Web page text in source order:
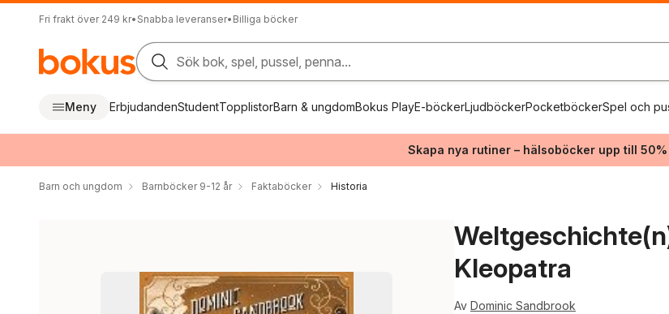
Fri frakt över 249 kr• Snabba leveranser• Billiga böcker
Sök bok, spel, pussel, penna...
Meny ErbjudandenStudentTopplistorBarn & ungdomBokus PlayE-böckerLjudböckerPocketböckerSpel och
Skapa nya rutiner – hälsoböcker upp till
Barn och ungdom Barnböcker 9-12 år Faktaböcker Historia
Kleopatra
Av Dominic Sandbrook